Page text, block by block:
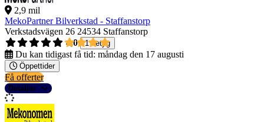
2,9 mil
MekoPartner Bilverkstad - Staffanstorp
Verkstadsvägen 26 24534 Staffanstorp
4,0
1 betyg
Du kan tidigast få tid: måndag den 17 augusti
Öppettider
Få offerter
Detaljer